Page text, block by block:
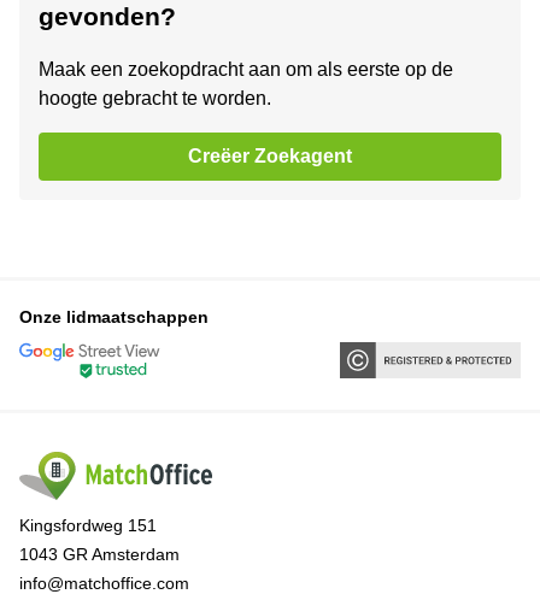
gevonden?
Maak een zoekopdracht aan om als eerste op de
hoogte gebracht te worden.
Creëer Zoekagent
Onze lidmaatschappen
Kingsfordweg 151
1043 GR Amsterdam
info@matchoffice.com